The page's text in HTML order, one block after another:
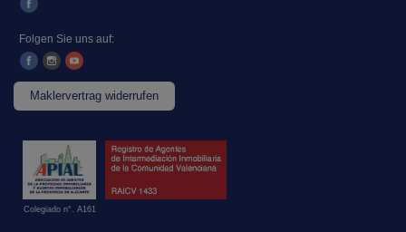
Folgen Sie uns auf:
Maklervertrag widerrufen
Colegiado n°. A161